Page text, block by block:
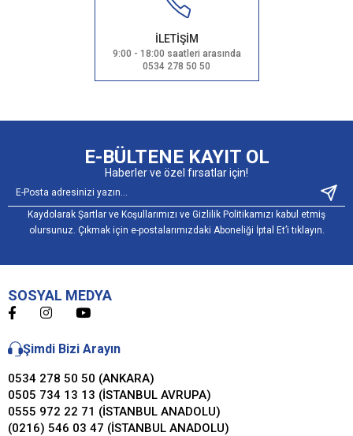
İLETİŞİM
9:00 - 18:00 saatleri arasında
0534 278 50 50
E-BÜLTENE KAYIT OL
Haberler ve özel fırsatlar için!
Kaydolarak Şartlar ve Koşullarımızı ve Gizlilik Politikamızı kabul etmiş
olursunuz. Çıkmak için e-postalarımızdaki Aboneliği İptal Et’i tıklayın.
SOSYAL MEDYA
Şimdi Bizi Arayın
0534 278 50 50 (ANKARA)
0505 734 13 13 (İSTANBUL AVRUPA)
0555 972 22 71 (İSTANBUL ANADOLU)
(0216) 546 03 47 (İSTANBUL ANADOLU)